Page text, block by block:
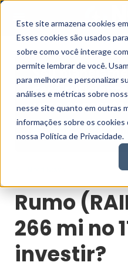
Este site armazena cookies
Esses cookies são usados
sobre como você interage
permite lembrar de você.
para melhorar e personalizar
análises e métricas sobre
nesse site quanto em outras
informações sobre os cookies
nossa Política de Privacidade.
Rumo (RAIL3)
Rumo
266 mi no
investir?